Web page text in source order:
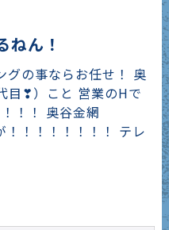
ねん！
グの事ならお任せ！ 奥
目❣）こと 営業のHで
！！ 奥谷金網
！！！！！！！！ テレ